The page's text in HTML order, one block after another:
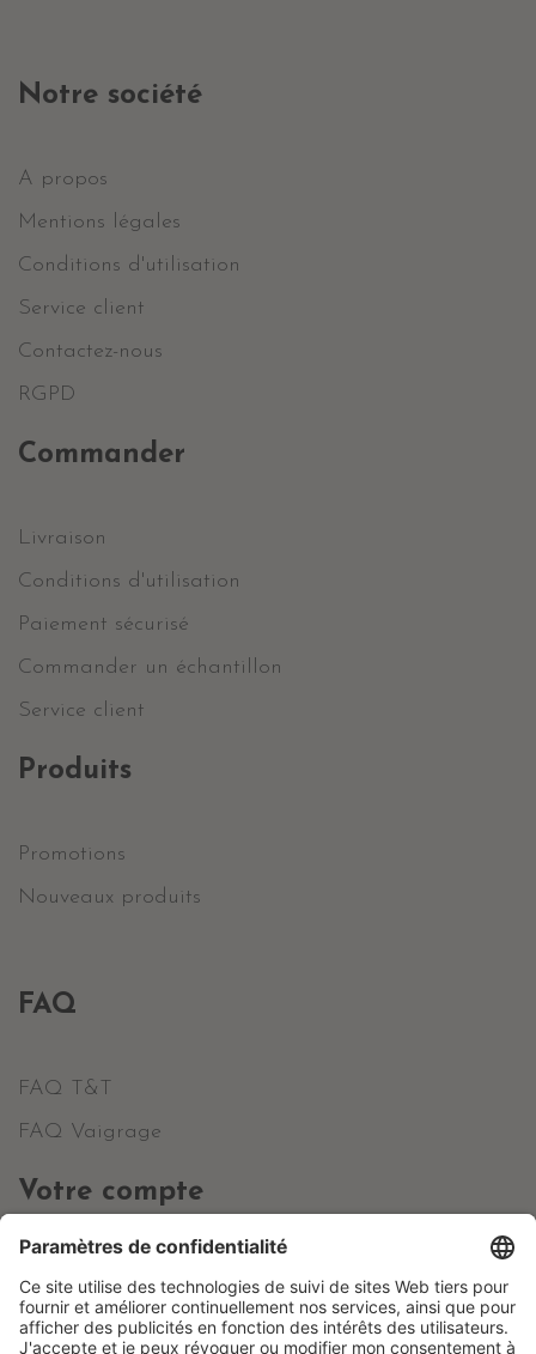
Notre société
A propos
Mentions légales
Conditions d'utilisation
Service client
Contactez-nous
RGPD
Commander
Livraison
Conditions d'utilisation
Paiement sécurisé
Commander un échantillon
Service client
Produits
Promotions
Nouveaux produits
FAQ
FAQ T&T
FAQ Vaigrage
Votre compte
Informations personnelles
Commandes